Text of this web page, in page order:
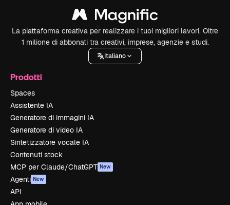
La piattaforma creativa per realizzare i tuoi migliori lavori. Oltre
1 milione di abbonati tra creativi, imprese, agenzie e studi.
Italiano
Prodotti
Spaces
Assistente IA
Generatore di immagini IA
Generatore di video IA
Sintetizzatore vocale IA
Contenuti stock
MCP per Claude/ChatGPT New
Agenti New
API